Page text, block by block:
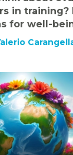
in training?
for well-